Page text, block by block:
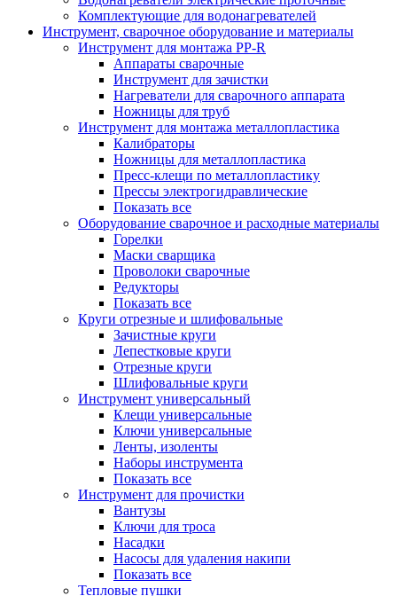
Комплектующие для водонагревателей
Инструмент, сварочное оборудование и материалы
Инструмент для монтажа PP-R
Аппараты сварочные
Инструмент для зачистки
Нагреватели для сварочного аппарата
Ножницы для труб
Инструмент для монтажа металлопластика
Калибраторы
Ножницы для металлопластика
Пресс-клещи по металлопластику
Прессы электрогидравлические
Показать все
Оборудование сварочное и расходные материалы
Горелки
Маски сварщика
Проволоки сварочные
Редукторы
Показать все
Круги отрезные и шлифовальные
Зачистные круги
Лепестковые круги
Отрезные круги
Шлифовальные круги
Инструмент универсальный
Клещи универсальные
Ключи универсальные
Ленты, изоленты
Наборы инструмента
Показать все
Инструмент для прочистки
Вантузы
Ключи для троса
Насадки
Насосы для удаления накипи
Показать все
Тепловые пушки